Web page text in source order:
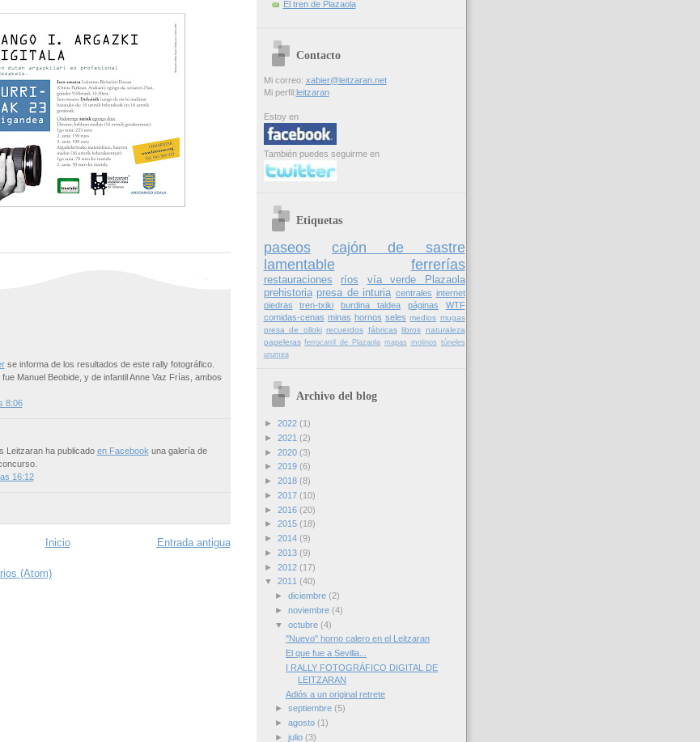
se informa de los resultados de este rally fotográfico.
Manuel Beobide, y de infantil Anne Vaz Frías, ambos
8:06
Leitzaran ha publicado en Facebook una galería de
16:12
Entrada antigua
Inicio
(Atom)
El tren de Plazaola
Contacto
Mi correo: xabier@leitzaran.net
Mi perfil: leitzaran
Estoy en
También puedes seguirme en
Etiquetas
paseos
cajón de sastre
lamentable
ferrerías
restauraciones ríos
vía verde Plazaola
prehistoria presa de inturia centrales internet
piedras
tren-txiki burdina taldea páginas
WTF
comidas-cenas minas hornos seles medios mugas
presa de olloki recuerdos fábricas libros naturaleza
papeleras ferrocarril de Plazaola mapas molinos túneles
urumea
Archivo del blog
► 2022 (1)
► 2021 (2)
► 2020 (3)
► 2019 (6)
► 2018 (8)
► 2017 (10)
► 2016 (20)
► 2015 (18)
► 2014 (9)
► 2013 (9)
► 2012 (17)
▼ 2011 (40)
► diciembre (2)
► noviembre (4)
▼ octubre (4)
"Nuevo" horno calero en el Leitzaran
El que fue a Sevilla...
I RALLY FOTOGRÁFICO DIGITAL DE
LEITZARAN
Adiós a un original retrete
► septiembre (5)
► agosto (1)
► julio (3)